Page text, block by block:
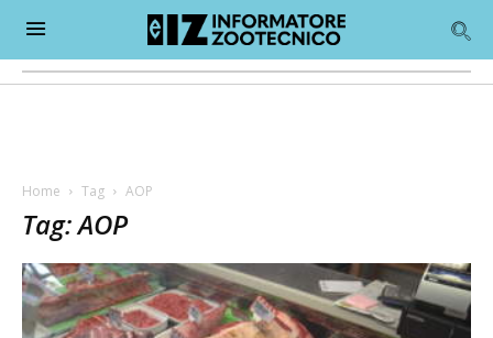
Home Tag AOP
Tag: AOP